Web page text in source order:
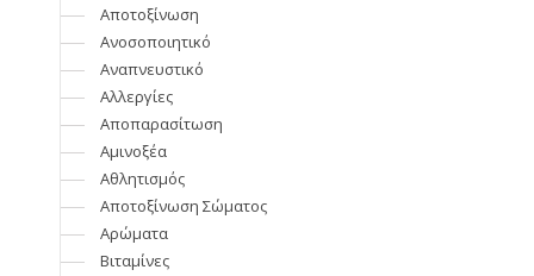
Αποτοξίνωση
Ανοσοποιητικό
Aναπνευστικό
Αλλεργίες
Αποπαρασίτωση
Αμινοξέα
Αθλητισμός
Αποτοξίνωση Σώματος
Αρώματα
Βιταμίνες